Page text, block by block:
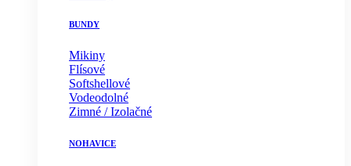
BUNDY
Mikiny
Flísové
Softshellové
Vodeodolné
Zimné / Izolačné
NOHAVICE